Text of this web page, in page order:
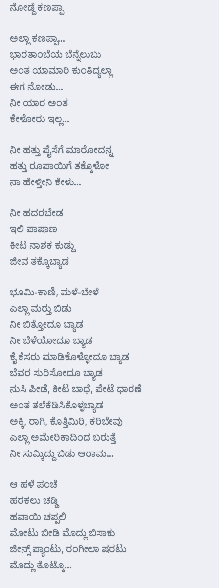
ನೋಡ್ದೆ ಕಣಪ್ಪಾ
ಅಲ್ಲಾ ಕಣಪ್ಪಾ…
ಭಾರತಾಂಬೆಯ ಬೆನ್ನೆಲುಬು
ಅಂತ ಯಾಮಾರಿ ಕುಂತಿದ್ಯಲ್ಲಾ
ಈಗ ನೋಡು…
ನೀ ಯಾರ ಅಂತ
ಕೇಳೋರು ಇಲ್ಲ…
ನೀ ಹತ್ತು ಪೈಸೆಗೆ ಮಾರೋದನ್ನ
ಹತ್ತು ರೂಪಾಯಿಗೆ ತಕ್ಕೊಳೋ
ನಾ ಹೇಳ್ತೀನಿ ಕೇಳು…
ನೀ ಹದರಬೇಡ
ಇಲಿ ಪಾಷಾಣ
ಕೀಟ ನಾಶಕ ಕುಡ್ದು
ಜೀವ ತಕ್ಕೊಬ್ಯಾಡ
ಭೂಮಿ-ಕಾಣಿ, ಮಳೆ-ಬೇಳೆ
ಎಲ್ಲಾ ಮರ್‍ತು ಬಿಡು
ನೀ ಬಿತ್ತೋದೂ ಬ್ಯಾಡ
ನೀ ಬೆಳೆಯೋದೂ ಬ್ಯಾಡ
ಕೈ ಕೆಸರು ಮಾಡಿಕೊಳ್ಳೋದೂ ಬ್ಯಾಡ
ಬೆವರ ಸುರಿಸೋದೂ ಬ್ಯಾಡ
ನುಸಿ ಪೀಡೆ, ಕೀಟ ಬಾಧೆ, ಪೇಟೆ ಧಾರಣೆ
ಅಂತ ತಲೆಕೆಡಿಸಿಕೊಳ್ಳಬ್ಯಾಡ
ಅಕ್ಕಿ, ರಾಗಿ, ಕೊತ್ತಿಮಿರಿ, ಕರಿಬೇವು
ಎಲ್ಲಾ ಅಮೇರಿಕಾದಿಂದ ಬರುತ್ತೆ
ನೀ ಸುಮ್ಕಿದ್ದು ಬಿಡು ಆರಾಮ…
ಆ ಹಳೆ ಪಂಚೆ
ಹರಕಲು ಚಡ್ಡಿ
ಹವಾಯಿ ಚಪ್ಪಲಿ
ಮೋಟು ಬೀಡಿ ಮೊದ್ಲು ಬಿಸಾಕು
ಜೀನ್ಸ್ ಪ್ಯಾಂಟು, ರಂಗೀಲಾ ಷರಟು
ಮೊದ್ಲು ತೊಟ್ಕೊ…